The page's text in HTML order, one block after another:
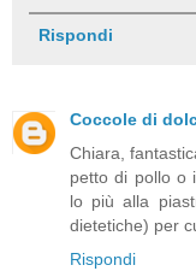
Rispondi
Coccole di
Chiara,
petto di pollo o
lo più alla
dietetiche) per
Rispondi